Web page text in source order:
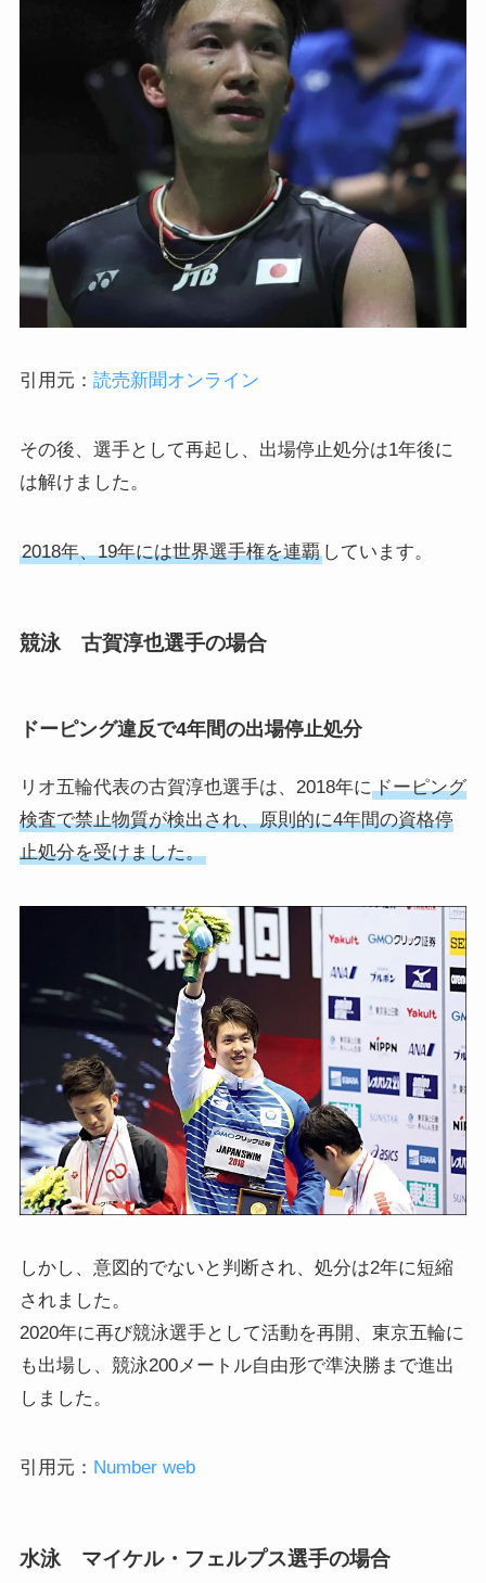
引用元： 読売新聞オンライン
その後、選手として再起し、出場停止処分は1年後に
は解けました。
2018年、19年には世界選手権を連覇しています。
競泳 古賀淳也選手の場合
ドーピング違反で4年間の出場停止処分
リオ五輪代表の古賀淳也選手は、2018年にドーピング
検査で禁止物質が検出され、原則的に4年間の資格停
止処分を受けました。
しかし、意図的でないと判断され、処分は2年に短縮
されました。
2020年に再び競泳選手として活動を再開、東京五輪に
も出場し、競泳200メートル自由形で準決勝まで進出
しました。
引用元： Number web
水泳 マイケル・フェルプス選手の場合